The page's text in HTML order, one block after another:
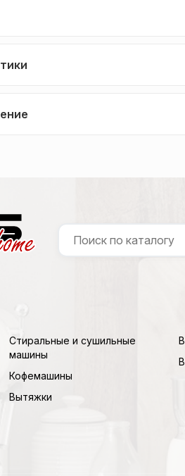
Стиральные и сушильные
машины
Кофемашины
Вытяжки